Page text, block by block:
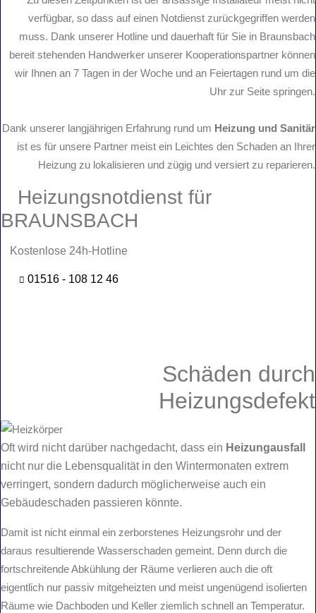
verfügbar, so dass auf einen Notdienst zurückgegriffen werden
muss. Dank unserer Hotline und dauerhaft für Sie in Braunsbach
bereit stehenden Handwerker unserer Kooperationspartner können
wir Ihnen an 7 Tagen in der Woche und an Feiertagen rund um die
Uhr zur Seite springen.
Dank unserer langjährigen Erfahrung rund um Heizung und Sanitär
ist es für unsere Partner meist ein Leichtes den Schaden an Ihrer
Heizung zu lokalisieren und zügig und versiert zu reparieren.
Heizungsnotdienst für
BRAUNSBACH
Kostenlose 24h-Hotline
01516 - 108 12 46
Schäden durch
Heizungsdefekt
Oft wird nicht darüber nachgedacht, dass ein Heizungausfall
nicht nur die Lebensqualität in den Wintermonaten extrem
verringert, sondern dadurch möglicherweise auch ein
Gebäudeschaden passieren könnte.
Damit ist nicht einmal ein zerborstenes Heizungsrohr und der
daraus resultierende Wasserschaden gemeint. Denn durch die
fortschreitende Abkühlung der Räume verlieren auch die oft
eigentlich nur passiv mitgeheizten und meist ungenügend isolierten
Räume wie Dachboden und Keller ziemlich schnell an Temperatur.